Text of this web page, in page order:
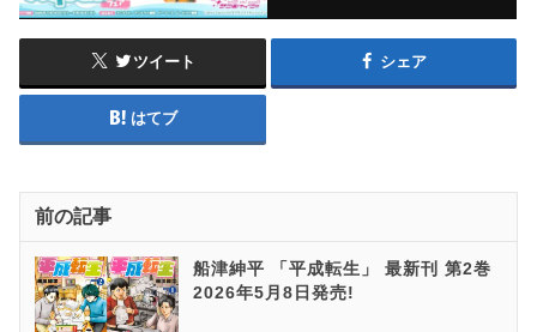
ツイート シェア
はてブ
前の記事
船津紳平 「平成転生」 最新刊 第2巻
2026年5月8日発売!